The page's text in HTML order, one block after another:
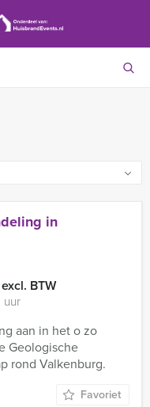
in
BTW
uur
aan in het o zo
Geologische
rond Valkenburg.
Favoriet